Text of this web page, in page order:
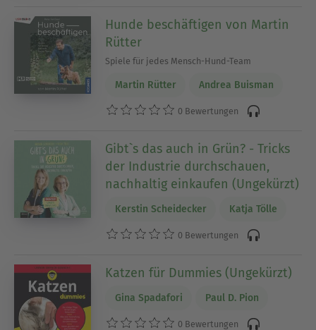
Hunde beschäftigen von Martin
Rütter
Spiele für jedes Mensch-Hund-Team
Martin Rütter Andrea Buisman
0 Bewertungen
Gibt`s das auch in Grün? - Tricks
der Industrie durchschauen,
nachhaltig einkaufen (Ungekürzt)
Kerstin Scheidecker Katja Tölle
0 Bewertungen
Katzen für Dummies (Ungekürzt)
Gina Spadafori Paul D. Pion
0 Bewertungen